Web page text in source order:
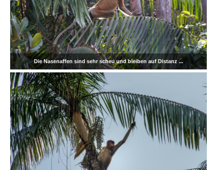
Die Nasenaffen sind sehr scheu und bleiben auf Distanz ...